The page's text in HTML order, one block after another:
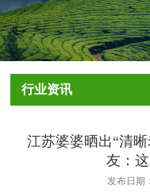
行业资讯
江苏婆婆晒出“清
友：
发布日期